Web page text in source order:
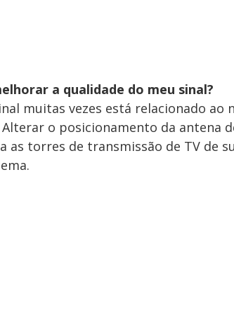
a qualidade do meu sinal?
muitas vezes está relacionado ao
o posicionamento da antena
as torres de transmissão de TV de